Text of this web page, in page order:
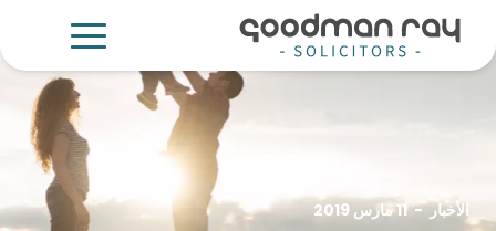
الأخبار-11 مارس 2019